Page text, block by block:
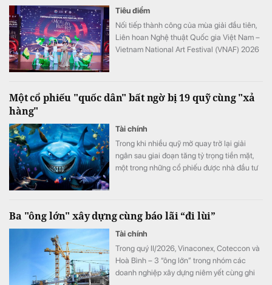
Tiêu điểm
Nối tiếp thành công của mùa giải đầu tiên,
Liên hoan Nghệ thuật Quốc gia Việt Nam –
Vietnam National Art Festival (VNAF) 2026
Một cổ phiếu "quốc dân" bất ngờ bị 19 quỹ cùng "xả
hàng"
Tài chính
Trong khi nhiều quỹ mở quay trở lại giải
ngân sau giai đoạn tăng tỷ trọng tiền mặt,
một trong những cổ phiếu được nhà đầu tư
Ba "ông lớn" xây dựng cùng báo lãi “đi lùi”
Tài chính
Trong quý II/2026, Vinaconex, Coteccon và
Hoà Bình – 3 “ông lớn” trong nhóm các
doanh nghiệp xây dựng niêm yết cùng ghi